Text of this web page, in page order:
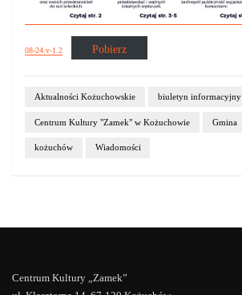
08-24.v-1.2 Pobierz
Aktualności Kożuchowskie biuletyn informacyjny
Centrum Kultury "Zamek" w Kożuchowie Gmina
kożuchów Wiadomości
Centrum Kultury „Zamek”